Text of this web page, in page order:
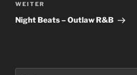
Nächster
Beitrag
WEITER
Night Beats – Outlaw R&B